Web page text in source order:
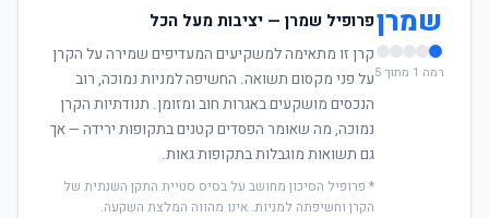
שמרן
רמה 1 מתוך 5
פרופיל שמרן — יציבות מעל הכל
קרן זו מתאימה למשקיעים המעדיפים שמירה על הקרן
על פני מקסום תשואה. החשיפה למניות נמוכה, רוב
הנכסים מושקעים באגרות חוב ומזומן. תנודתיות הקרן
נמוכה, מה שאומר הפסדים קטנים בתקופות ירידה — אך
גם תשואות מוגבלות בתקופות גאות.
* פרופיל הסיכון מחושב על בסיס סטיית התקן השנתית של
הקרן וחשיפתה למניות. אינו מהווה המלצת השקעה.